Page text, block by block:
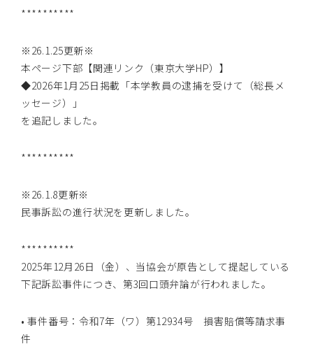
**********
※26.1.25更新※
本ページ下部【関連リンク（東京大学HP）】
◆2026年1月25日掲載「本学教員の逮捕を受けて（総長メ
ッセージ）」
を追記しました。
**********
※26.1.8更新※
民事訴訟の進行状況を更新しました。
**********
2025年12月26日（金）、当協会が原告として提起している
下記訴訟事件につき、第3回口頭弁論が行われました。
• 事件番号：令和7年（ワ）第12934号 損害賠償等請求事
件